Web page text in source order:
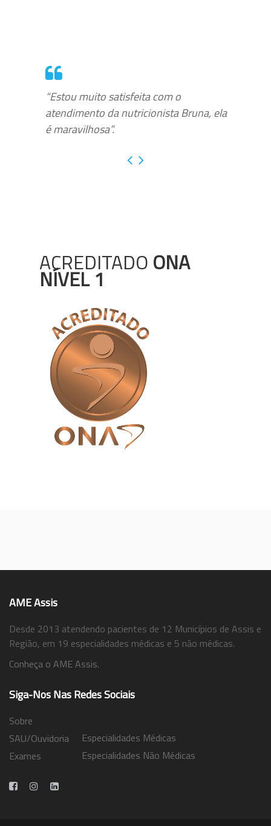
“Estou muito satisfeita com o
atendimento da nutricionista Bruna, ela
é maravilhosa”.
ACREDITADO ONA
NÍVEL 1
AME Assis
Desde 2013 atendendo pacientes de 12 Municípios de Assis e
Região, em 19 especialidades médicas e 5 não médicas.
Conheça o AME Assis.
Siga-Nos Nas Redes Sociais
Sobre
SAU/Ouvidoria
Exames
Especialidades Médicas
Especialidades Não Médicas